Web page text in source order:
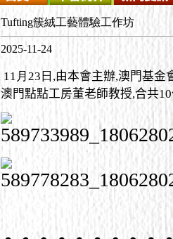
Tufting簇絨工藝體驗工作坊
2025-11-24
11月23日,由本會主辦,澳門基金
澳門點點工房董老師教授,合共10